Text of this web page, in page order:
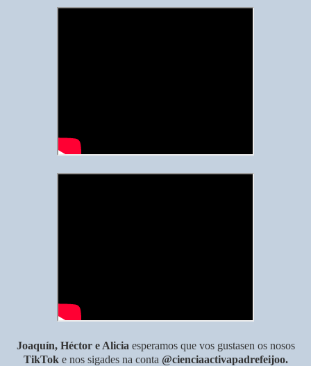
Joaquín, Héctor e Alicia esperamos que vos gustasen os nosos
TikTok e nos sigades na conta @cienciaactivapadrefeijoo.